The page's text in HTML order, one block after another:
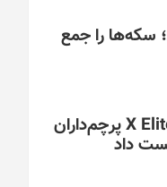
بازی/ Agent Dash؛ سکه‌ها را جمع
تراشه اسنپدراگون X Elite پرچم‌داران